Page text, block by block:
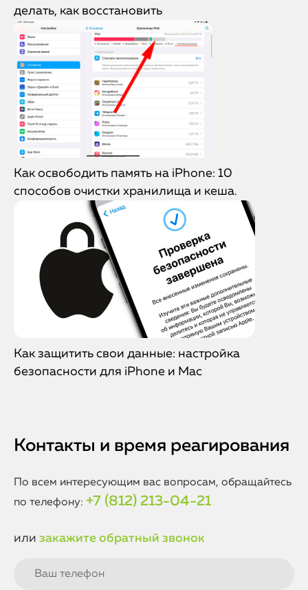
делать, как восстановить
Как освободить память на iPhone: 10
способов очистки хранилища и кеша.
Как защитить свои данные: настройка
безопасности для iPhone и Mac
Контакты и время реагирования
По всем интересующим вас вопросам, обращайтесь
по телефону: +7 (812) 213-04-21
или закажите обратный звонок